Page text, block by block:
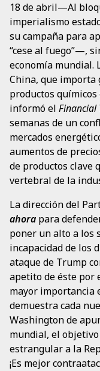
18 de abril—Al
imperialismo
su campaña para
“cese al fuego”—,
economía mundial.
China, que importa
productos químicos
informó el Financial
semanas de un
mercados
aumentos de
de productos clave
vertebral de la
La dirección del
ahora para
poner un alto a los
incapacidad de los
ataque de Trump
apetito de éste por
mayor importancia
demuestra cada
Washington de
mundial, el
estrangular a la
¡Es mejor